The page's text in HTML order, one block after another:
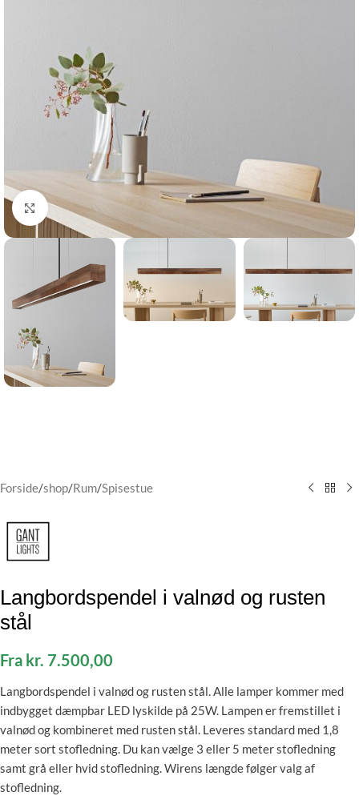
Klik for at forstørre
Forside/shop/Rum/Spisestue
Langbordspendel i valnød og rusten
stål
Fra kr. 7.500,00
Langbordspendel i valnød og rusten stål. Alle lamper kommer med
indbygget dæmpbar LED lyskilde på 25W. Lampen er fremstillet i
valnød og kombineret med rusten stål. Leveres standard med 1,8
meter sort stofledning. Du kan vælge 3 eller 5 meter stofledning
samt grå eller hvid stofledning. Wirens længde følger valg af
stofledning.